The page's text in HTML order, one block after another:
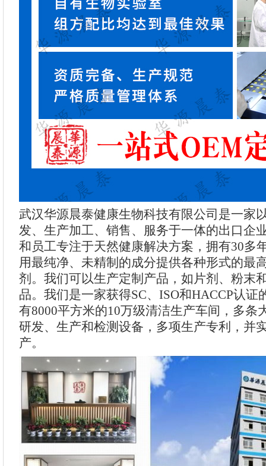
武汉华源晨泰健康生物科技有限公司是一家
发、生产加工、销售、服务于一体的出口企
和员工专注于天然健康解决方案，拥有30多
用最纯净、未精制的成分提供各种形式的最
剂。我们可以生产定制产品，如片剂、粉末
品。我们是一家获得SC、ISO和HACCP认证
有8000平方米的10万级清洁生产车间，多条
研发、生产和检测设备，多项生产专利，并
产。